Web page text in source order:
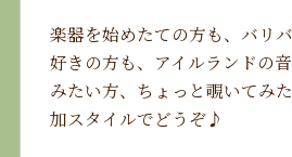
楽器を始めたての方も、バリ
好きの方も、アイルランドの
みたい方、ちょっと覗いてみ
加スタイルでどうぞ♪